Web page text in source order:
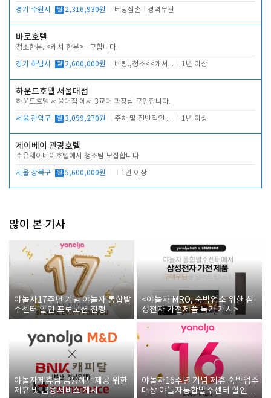
경기 수원시 월 2,316,930원 베팅삼촌 경력무관
바로호텔
청소한분..<캐셔 한분>.. 구합니다.
경기 하남시 월 2,600,000원 베팅.,청소<<캐셔 모셔봅니다. 1년 이상
하운드호텔 서울대점
하운드호텔 서울대점 에서 3교대 과장님 구인합니다.
서울 관악구 월 3,099,270원 주차 및 전반적인 당번업무 1년 이상
제이베이 관광호텔
수유제이베이호텔에서 청소팀 모집합니다
서울 강북구 월 5,600,000원 1년 이상
많이 본 기사
야놀자17주년 기념 야놀자 통합발
주센터 할인 프로모션 진행
<야놀자 MRO, 숙박업소 위한 삼
성전자 가전제품 특가 개시>
야놀자제휴점 금융혜택제공 위한
제휴 및 금융서비스 게시
야놀자16주년 기념 제휴 숙박업주
대상 야놀자통합발주센터 할인쿠